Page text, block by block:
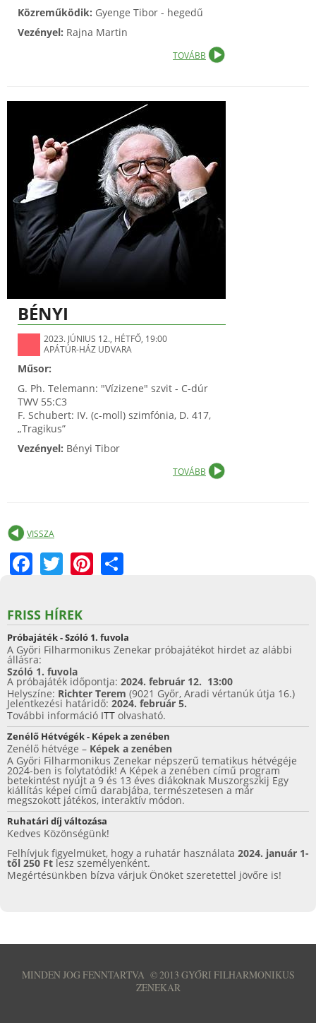
Közreműködik: Gyenge Tibor - hegedű
Vezényel: Rajna Martin
TOVÁBB
BÉNYI
2023. JÚNIUS 12., HÉTFŐ, 19:00
APÁTÚR-HÁZ UDVARA
Műsor:
G. Ph. Telemann: "Vízizene" szvit - C-dúr
TWV 55:C3
F. Schubert: IV. (c-moll) szimfónia, D. 417,
„Tragikus”
Vezényel: Bényi Tibor
TOVÁBB
VISSZA
F
a
c
e
b
o
o
k
T
w
itt
er
Pi
nt
e
st
e
FRISS HÍREK
Próbajáték - Szóló 1. fuvola
A Győri Filharmonikus Zenekar próbajátékot hirdet az alábbi
állásra:
Szóló 1. fuvola
A próbajáték időpontja: 2024. február 12. 13:00
Helyszíne: Richter Terem (9021 Győr, Aradi vértanúk útja 16.)
Jelentkezési határidő: 2024. február 5.
További információ ITT olvasható.
Zenélő Hétvégék - Képek a zenében
Zenélő hétvége – Képek a zenében
A Győri Filharmonikus Zenekar népszerű tematikus hétvégéje
2024-ben is folytatódik! A Képek a zenében című program
betekintést nyújt a 9 és 13 éves diákoknak Muszorgszkij Egy
kiállítás képei című darabjába, természetesen a már
megszokott játékos, interaktív módon.
Ruhatári díj változása
Kedves Közönségünk!
Felhívjuk figyelmüket, hogy a ruhatár használata 2024. január 1-
től 250 Ft lesz személyenként.
Megértésünkben bízva várjuk Önöket szeretettel jövőre is!
MINDEN JOG FENNTARTVA ©2013 GYŐRI FILHARMONIKUS
ZENEKAR